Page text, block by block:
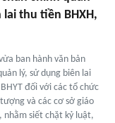
lai thu tiền BHXH,
ban hành văn bản
lý, sử dụng biên lai
đối với các tổ chức
và các cơ sở giáo
siết chặt kỷ luật,